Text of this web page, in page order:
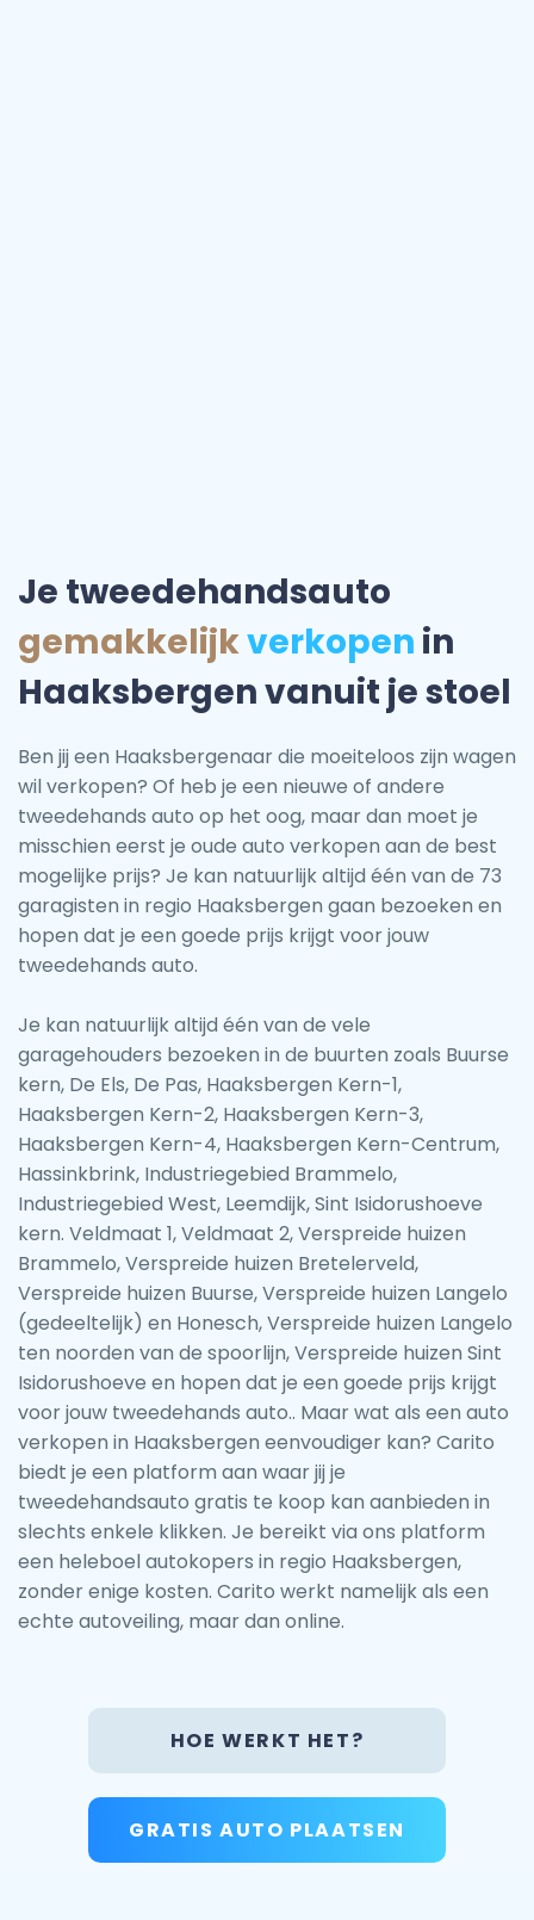
Je tweedehandsauto
gemakkelijkverkopen in
Haaksbergen vanuit je stoel
Ben jij een Haaksbergenaar die moeiteloos zijn wagen
wil verkopen? Of heb je een nieuwe of andere
tweedehands auto op het oog, maar dan moet je
misschien eerst je oude auto verkopen aan de best
mogelijke prijs? Je kan natuurlijk altijd één van de 73
garagisten in regio Haaksbergen gaan bezoeken en
hopen dat je een goede prijs krijgt voor jouw
tweedehands auto.
Je kan natuurlijk altijd één van de vele
garagehouders bezoeken in de buurten zoals Buurse
kern, De Els, De Pas, Haaksbergen Kern-1,
Haaksbergen Kern-2, Haaksbergen Kern-3,
Haaksbergen Kern-4, Haaksbergen Kern-Centrum,
Hassinkbrink, Industriegebied Brammelo,
Industriegebied West, Leemdijk, Sint Isidorushoeve
kern. Veldmaat 1, Veldmaat 2, Verspreide huizen
Brammelo, Verspreide huizen Bretelerveld,
Verspreide huizen Buurse, Verspreide huizen Langelo
(gedeeltelijk) en Honesch, Verspreide huizen Langelo
ten noorden van de spoorlijn, Verspreide huizen Sint
Isidorushoeve en hopen dat je een goede prijs krijgt
voor jouw tweedehands auto.. Maar wat als een auto
verkopen in Haaksbergen eenvoudiger kan? Carito
biedt je een platform aan waar jij je
tweedehandsauto gratis te koop kan aanbieden in
slechts enkele klikken. Je bereikt via ons platform
een heleboel autokopers in regio Haaksbergen,
zonder enige kosten. Carito werkt namelijk als een
echte autoveiling, maar dan online.
HOE WERKT HET?
GRATIS AUTO PLAATSEN